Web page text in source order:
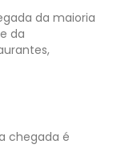
da maioria
da
chegada é